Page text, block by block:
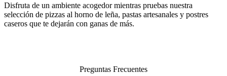
Disfruta de un ambiente acogedor mientras pruebas nuestra
selección de pizzas al horno de leña, pastas artesanales y postres
caseros que te dejarán con ganas de más.
Preguntas Frecuentes